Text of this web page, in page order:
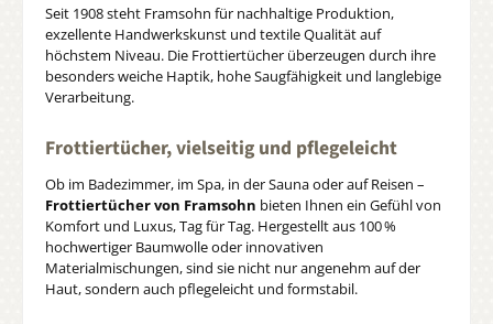
Seit 1908 steht Framsohn für nachhaltige Produktion,
exzellente Handwerkskunst und textile Qualität auf
höchstem Niveau. Die Frottiertücher überzeugen durch ihre
besonders weiche Haptik, hohe Saugfähigkeit und langlebige
Verarbeitung.
Frottiertücher, vielseitig und pflegeleicht
Ob im Badezimmer, im Spa, in der Sauna oder auf Reisen –
Frottiertücher von Framsohn bieten Ihnen ein Gefühl von
Komfort und Luxus, Tag für Tag. Hergestellt aus 100 %
hochwertiger Baumwolle oder innovativen
Materialmischungen, sind sie nicht nur angenehm auf der
Haut, sondern auch pflegeleicht und formstabil.